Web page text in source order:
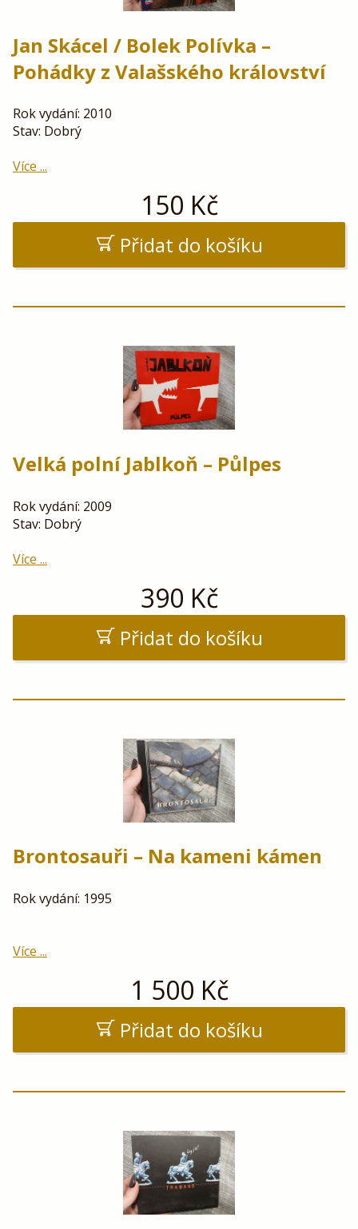
Jan Skácel / Bolek Polívka –
Pohádky z Valašského království
Rok vydání: 2010
Stav: Dobrý
Více ...
150 Kč
Přidat do košíku
Velká polní Jablkoň – Půlpes
Rok vydání: 2009
Stav: Dobrý
Více ...
390 Kč
Přidat do košíku
Brontosauři – Na kameni kámen
Rok vydání: 1995
Více ...
1 500 Kč
Přidat do košíku